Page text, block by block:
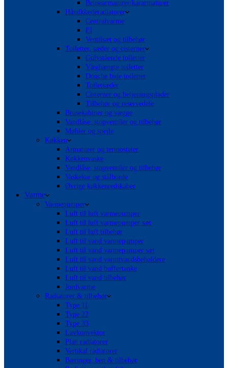
Brusearmaturer/kararmaturer
Håndklæderadiatorer
Centralvarme
El
Ventilsæt og tilbehør
Toiletter, sæder og cisterner
Gulvstående toiletter
Væghængte toiletter
Douche bide toiletter
Toiletsæder
Cisterner og betjeningsplader
Tilbehør og reservedele
Brusekabiner og vægge
Vandlåse, stopventiler og tilbehør
Møbler og spejle
Køkken
Armaturer og termostater
Køkkenvaske
Vandlåse, stopventiler og tilbehør
Vaskekar og stålborde
Øvrige køkkenredskaber
Varme
Varmepumper
Luft til luft varmepumper
Luft til luft varmepumper sæt
Luft til luft tilbehør
Luft til vand varmepumper
Luft til vand varmepumper sæt
Luft til vand varmtvandsbeholdere
Luft til vand buffertanke
Luft til vand tilbehør
Jordvarme
Radiatorer & tilbehør
Type 11
Type 22
Type 33
Lavkonvektor
Plan radiatorer
Vertikal radiatorer
Bæringer, ben & tilbehør